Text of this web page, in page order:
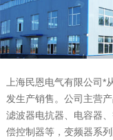
上海民恩电气有限公司
发生产销售。公司主营
滤波器电抗器、电容器
偿控制器等，变频器系